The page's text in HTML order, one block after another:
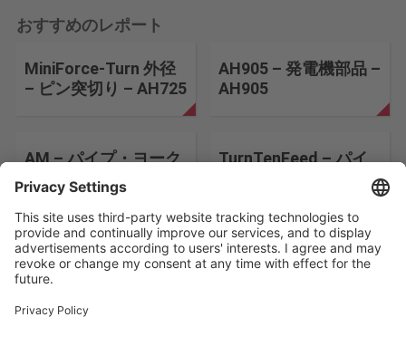
おすすめのレポート
MiniForce-Turn 外径
– ピン突切り – AH725
AH905 – 発電機部品 –
AH905
AM – パイプ・ヨーク
– T9215
TurnTenFeed – パイ
検索条件を変更する